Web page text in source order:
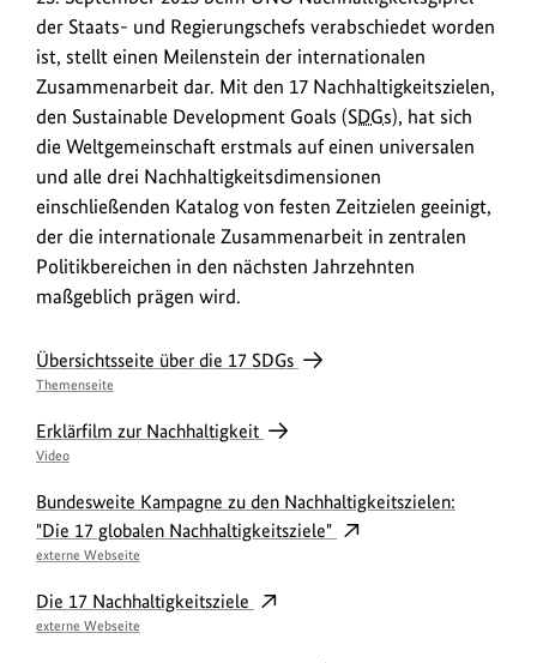
der Staats- und Regierungschefs verabschiedet worden
ist, stellt einen Meilenstein der internationalen
Zusammenarbeit dar. Mit den 17 Nachhaltigkeitszielen,
den Sustainable Development Goals (SDGs), hat sich
die Weltgemeinschaft erstmals auf einen universalen
und alle drei Nachhaltigkeitsdimensionen
einschließenden Katalog von festen Zeitzielen geeinigt,
der die internationale Zusammenarbeit in zentralen
Politikbereichen in den nächsten Jahrzehnten
maßgeblich prägen wird.
Übersichtsseite über die 17 SDGs
Themenseite
Erklärfilm zur Nachhaltigkeit
Video
Bundesweite Kampagne zu den Nachhaltigkeitszielen:
"Die 17 globalen Nachhaltigkeitsziele"
externe Webseite
Die 17 Nachhaltigkeitsziele
externe Webseite